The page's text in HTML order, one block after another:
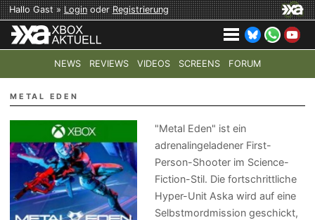
Hallo Gast »LoginoderRegistrierung
NEWS REVIEWS VIDEOS SCREENS FORUM
TOP-THEMEN: COD: MODERN WARFARE 4 HALO:
METAL EDEN
"Metal Eden" ist ein
adrenalingeladener First-
Person-Shooter im Science-
Fiction-Stil. Die fortschrittliche
Hyper-Unit Aska wird auf eine
Selbstmordmission geschickt,